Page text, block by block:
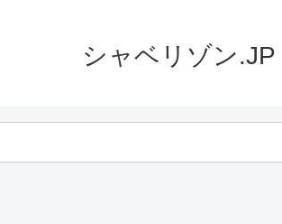
シャベリゾン.JP